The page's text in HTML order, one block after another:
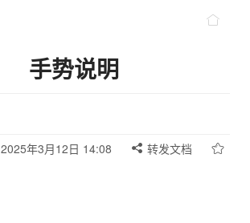
手势说明
2025年3月12日 14:08
转发文档